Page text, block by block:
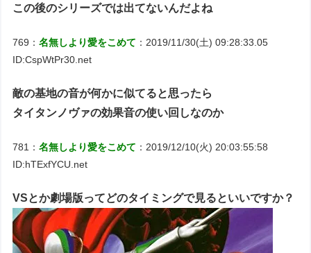
この後のシリーズでは出てないんだよね
769：名無しより愛をこめて ：2019/11/30(土) 09:28:33.05
ID:CspWtPr30.net
敵の基地の音が何かに似てると思ったら
タイタンノヴァの効果音の使い回しなのか
781：名無しより愛をこめて ：2019/12/10(火) 20:03:55:58
ID:hTExfYCU.net
VSとか劇場版ってどのタイミングで見るといいですか？